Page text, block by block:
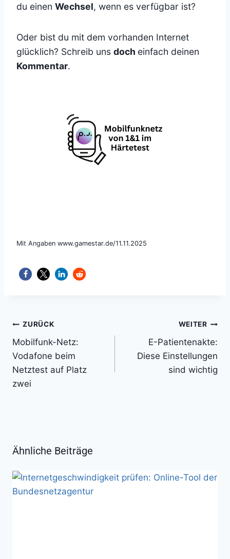
du einen Wechsel, wenn es verfügbar ist?
Oder bist du mit dem vorhanden Internet
glücklich? Schreib uns doch einfach deinen
Kommentar.
Mit Angaben www.gamestar.de/11.11.2025
Beitragsnavigation
ZURÜCK
Mobilfunk-Netz:
Vodafone beim
Netztest auf Platz
zwei
WEITER
E-Patientenakte:
Diese Einstellungen
sind wichtig
Ähnliche Beiträge